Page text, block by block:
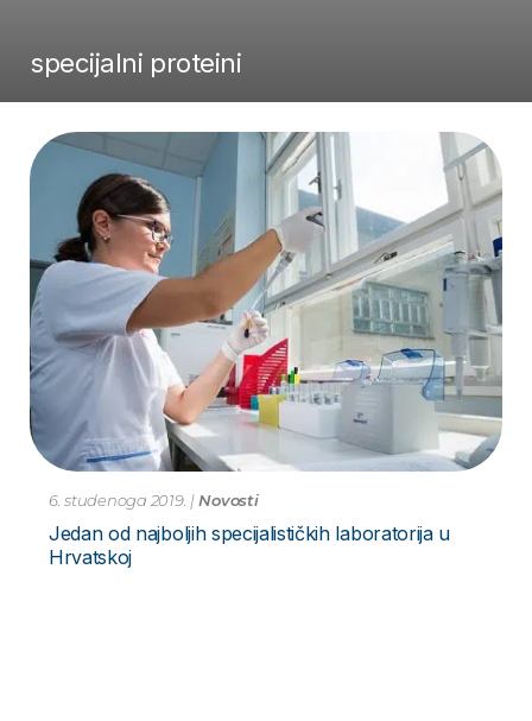
specijalni proteini
6. studenoga 2019. | Novosti
Jedan od najboljih specijalističkih laboratorija u
Hrvatskoj